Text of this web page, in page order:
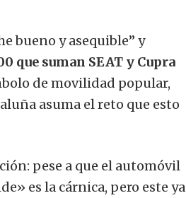
bueno y asequible” y
que suman SEAT y Cupra
de movilidad popular,
asuma el reto que esto
pese a que el automóvil
es la cárnica, pero este ya